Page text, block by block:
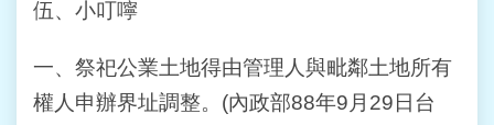
伍、小叮嚀
一、祭祀公業土地得由管理人與毗鄰土地所有
權人申辦界址調整。(內政部88年9月29日台